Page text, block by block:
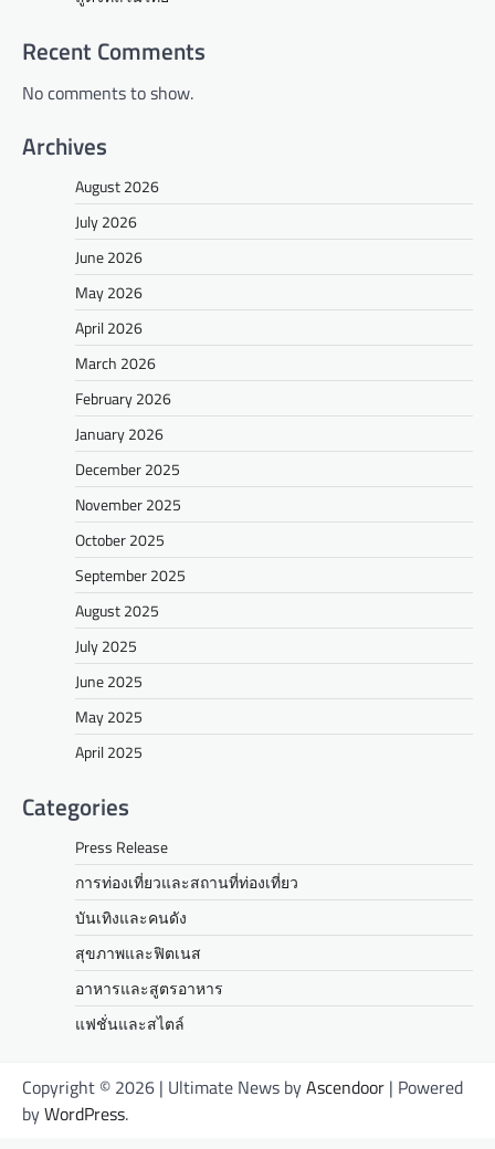
Recent Comments
No comments to show.
Archives
August 2026
July 2026
June 2026
May 2026
April 2026
March 2026
February 2026
January 2026
December 2025
November 2025
October 2025
September 2025
August 2025
July 2025
June 2025
May 2025
April 2025
Categories
Press Release
การท่องเที่ยวและสถานที่ท่องเที่ยว
บันเทิงและคนดัง
สุขภาพและฟิตเนส
อาหารและสูตรอาหาร
แฟชั่นและสไตล์
Copyright © 2026 | Ultimate News byAscendoor | Powered
byWordPress.